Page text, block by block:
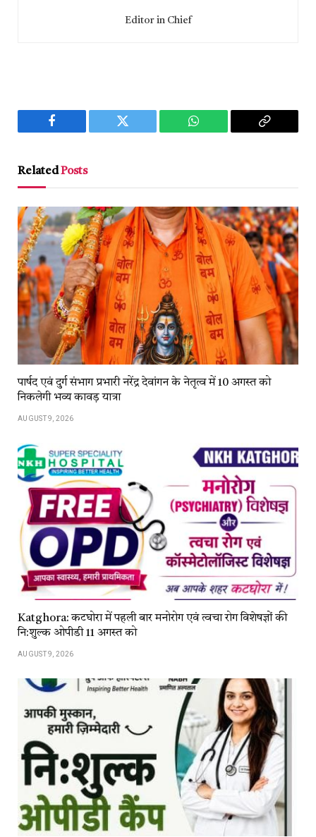
Editor in Chief
Facebook Twitter WhatsApp
Copy
RelatedPosts
पार्षद एवं दुर्ग संभाग प्रभारी नरेंद्र देवांगन के नेतृत्व में 10 अगस्त को
निकलेगी भव्य कावड़ यात्रा
AUGUST 9, 2026
Katghora: कटघोरा में पहली बार मनोरोग एवं त्वचा रोग विशेषज्ञों की
नि:शुल्क ओपीडी 11 अगस्त को
AUGUST 9, 2026